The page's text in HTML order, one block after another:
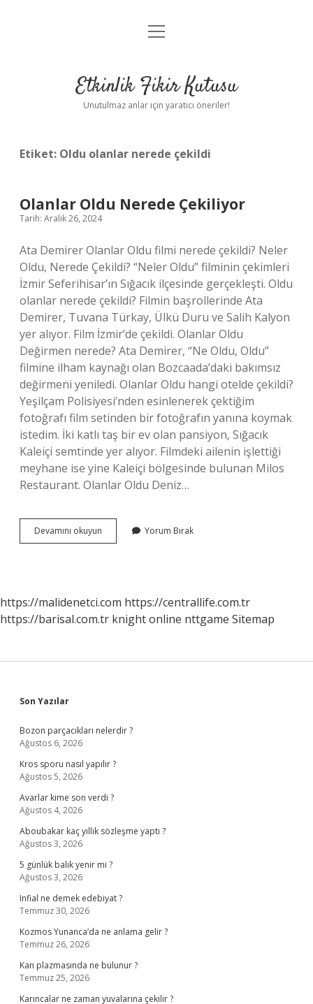
Anasayfa
Yasal Uyarı
menüyü
Etkinlik Fikir Kutusu
Unutulmaz anlar için yaratıcı öneriler!
Etiket: Oldu olanlar nerede çekildi
Olanlar Oldu Nerede Çekiliyor
Tarih: Aralık 26, 2024
Ata Demirer Olanlar Oldu filmi nerede çekildi? Neler
Oldu, Nerede Çekildi? “Neler Oldu” filminin çekimleri
İzmir Seferihisar’ın Sığacık ilçesinde gerçekleşti. Oldu
olanlar nerede çekildi? Filmin başrollerinde Ata
Demirer, Tuvana Türkay, Ülkü Duru ve Salih Kalyon
yer alıyor. Film İzmir’de çekildi. Olanlar Oldu
Değirmen nerede? Ata Demirer, “Ne Oldu, Oldu”
filmine ilham kaynağı olan Bozcaada’daki bakımsız
değirmeni yeniledi. Olanlar Oldu hangi otelde çekildi?
Yeşilçam Polisiyesi’nden esinlenerek çektiğim
fotoğrafı film setinden bir fotoğrafın yanına koymak
istedim. İki katlı taş bir ev olan pansiyon, Sığacık
Kaleiçi semtinde yer alıyor. Filmdeki ailenin işlettiği
meyhane ise yine Kaleiçi bölgesinde bulunan Milos
Restaurant. Olanlar Oldu Deniz…
Devamını okuyun
Oldu
Yorum Bırak
https://malidenetci.com https://centrallife.com.tr
https://barisal.com.tr knight online nttgame Sitemap
Sidebar
Son Yazılar
Bozon parçacıkları nelerdir ?
Ağustos 6, 2026
Kros sporu nasıl yapılır ?
Ağustos 5, 2026
Avarlar kime son verdi ?
Ağustos 4, 2026
Aboubakar kaç yıllık sözleşme yaptı ?
Ağustos 3, 2026
5 günlük balık yenir mi ?
Ağustos 3, 2026
Infial ne demek edebiyat ?
Temmuz 30, 2026
Kozmos Yunanca’da ne anlama gelir ?
Temmuz 26, 2026
Kan plazmasında ne bulunur ?
Temmuz 25, 2026
Karıncalar ne zaman yuvalarına çekilir ?